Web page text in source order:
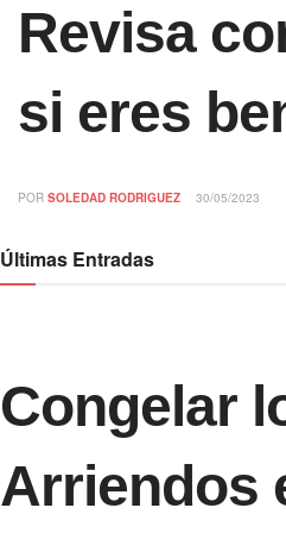
Revisa
si eres
POR SOLEDAD RODRIGUEZ 30/05/2023
Últimas Entradas
Congelar
Arriendos